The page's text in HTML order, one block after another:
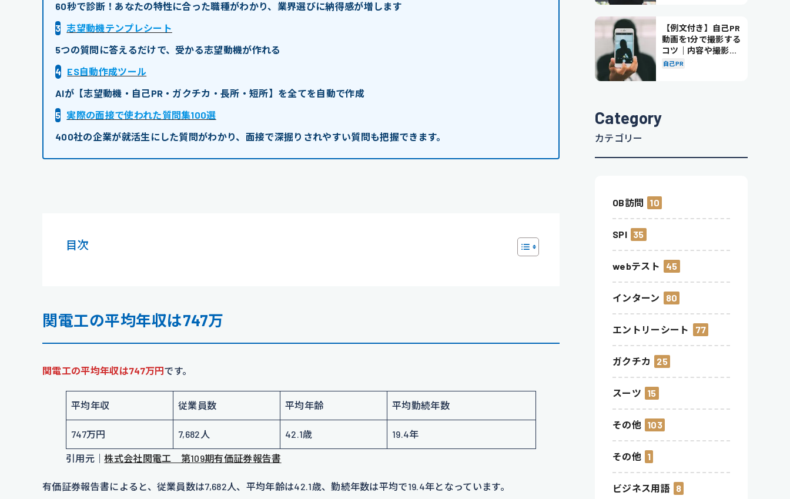
60秒で診断！あなたの特性に合った職種がわかり、業界選びに納得感が増します
3 志望動機テンプレシート
5つの質問に答えるだけで、受かる志望動機が作れる
4
ES自動作成ツール
AIが【志望動機・自己PR・ガクチカ・長所・短所】を全てを自動で作成
5 実際の面接で使われた質問集100選
400社の企業が就活生にした質問がわかり、面接で深掘りされやすい質問も把握できます。
目次
関電工の平均年収は747万
関電工の平均年収は747万円です。
平均年収 従業員数 平均年齢 平均勤続年数
747万円 7,682人 42.1歳 19.4年
引用元｜株式会社関電工 第109期有価証券報告書
有価証券報告書によると、従業員数は7,682人、平均年齢は42.1歳、勤続年数は平均で19.4年となっています。
【例文付き】自己PR
動画を1分で撮影する
コツ｜内容や撮影の
ポイントも解説
自己PR
Category
カテゴリー
OB訪問 10
SPI 35
webテスト 45
インターン 80
エントリーシート 77
ガクチカ 25
スーツ 15
その他 103
その他 1
ビジネス用語 8